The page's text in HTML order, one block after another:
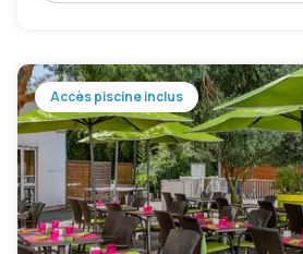
Accès piscine inclus